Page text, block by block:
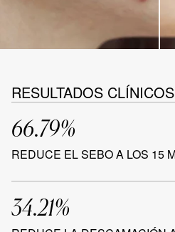
RESULTADOS
66.79%
REDUCE EL SEBO A LOS 15
34.21%